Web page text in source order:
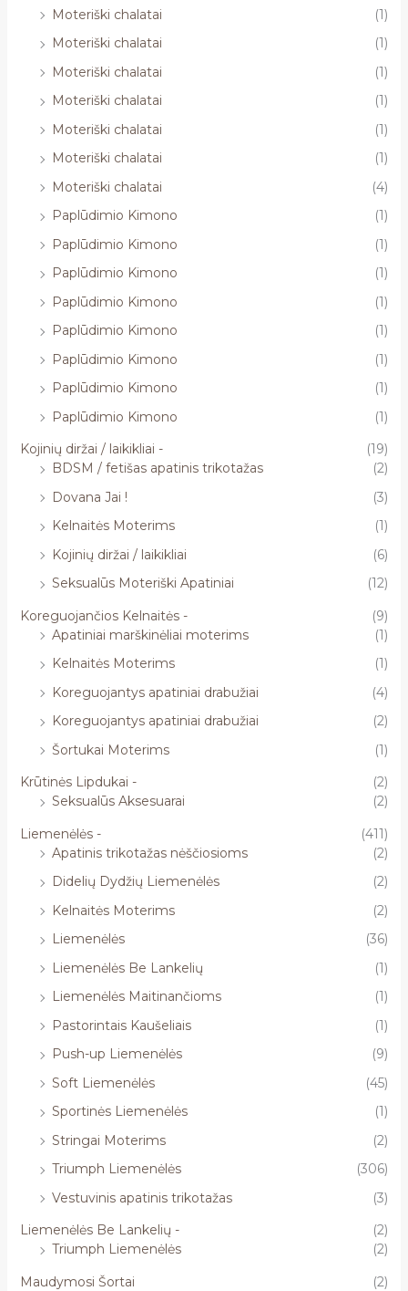
Moteriški chalatai
(1)
Moteriški chalatai
(1)
Moteriški chalatai
(1)
Moteriški chalatai
(1)
Moteriški chalatai
(1)
Moteriški chalatai
(1)
Moteriški chalatai
(4)
Paplūdimio Kimono
(1)
Paplūdimio Kimono
(1)
Paplūdimio Kimono
(1)
Paplūdimio Kimono
(1)
Paplūdimio Kimono
(1)
Paplūdimio Kimono
(1)
Paplūdimio Kimono
(1)
Paplūdimio Kimono
(1)
Kojinių diržai / laikikliai -
(19)
BDSM / fetišas apatinis trikotažas
(2)
Dovana Jai !
(3)
Kelnaitės Moterims
(1)
Kojinių diržai / laikikliai
(6)
Seksualūs Moteriški Apatiniai
(12)
Koreguojančios Kelnaitės -
(9)
Apatiniai marškinėliai moterims
(1)
Kelnaitės Moterims
(1)
Koreguojantys apatiniai drabužiai
(4)
Koreguojantys apatiniai drabužiai
(2)
Šortukai Moterims
(1)
Krūtinės Lipdukai -
(2)
Seksualūs Aksesuarai
(2)
Liemenėlės -
(411)
Apatinis trikotažas nėščiosioms
(2)
Didelių Dydžių Liemenėlės
(2)
Kelnaitės Moterims
(2)
Liemenėlės
(36)
Liemenėlės Be Lankelių
(1)
Liemenėlės Maitinančioms
(1)
Pastorintais Kaušeliais
(1)
Push-up Liemenėlės
(9)
Soft Liemenėlės
(45)
Sportinės Liemenėlės
(1)
Stringai Moterims
(2)
Triumph Liemenėlės
(306)
Vestuvinis apatinis trikotažas
(3)
Liemenėlės Be Lankelių -
(2)
Triumph Liemenėlės
(2)
Maudymosi Šortai
(2)